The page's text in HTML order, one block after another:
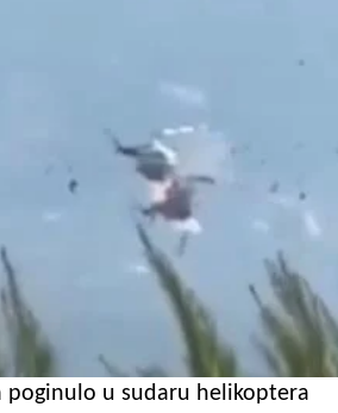
poginulo u sudaru helikoptera